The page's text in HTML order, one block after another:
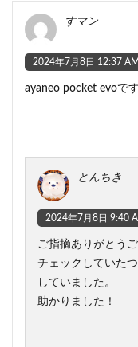
すマン
2024年7月8日 12:37 AM
ayaneo pocket evoで
とんちき
2024年7月8日 9:40
ご指摘ありがとうご
チェックしていた
していました。
助かりました！